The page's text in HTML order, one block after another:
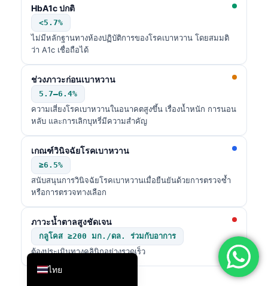
HbA1c ปกติ
<5.7%
ไม่มีหลักฐานทางห้องปฏิบัติการของโรคเบาหวาน โดยสมมติ
ว่า A1c เชื่อถือได้
ช่วงภาวะก่อนเบาหวาน
5.7–6.4%
ความเสี่ยงโรคเบาหวานในอนาคตสูงขึ้น เรื่องน้ำหนัก การนอน
หลับ และการเลิกบุหรี่มีความสำคัญ
เกณฑ์วินิจฉัยโรคเบาหวาน
≥6.5%
สนับสนุนการวินิจฉัยโรคเบาหวานเมื่อยืนยันด้วยการตรวจซ้ำ
หรือการตรวจทางเลือก
ภาวะน้ำตาลสูงชัดเจน
กลูโคส ≥200 มก./ดล. ร่วมกับอาการ
ต้องประเมินทางคลินิกอย่างรวดเร็ว
ไทย
English
Deutsch
العربية
Français
עִבְרִית
Italiano
Português
Ελληνικά
Română
简体中文
فارسی